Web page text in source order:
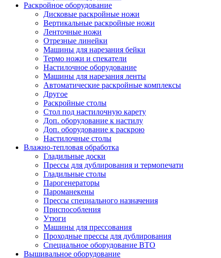
Раскройное оборудование
Дисковые раскройные ножи
Вертикальные раскройные ножи
Ленточные ножи
Отрезные линейки
Машины для нарезания бейки
Термо ножи и спекатели
Настилочное оборудование
Машины для нарезания ленты
Автоматические раскройные комплексы
Другое
Раскройные столы
Стол под настилочную карету
Доп. оборудование к настилу
Доп. оборудование к раскрою
Настилочные столы
Влажно-тепловая обработка
Гладильные доски
Прессы для дублирования и термопечати
Гладильные столы
Парогенераторы
Пароманекены
Прессы специального назначения
Приспособления
Утюги
Машины для прессования
Проходные прессы для дублирования
Специальное оборудование ВТО
Вышивальное оборудование